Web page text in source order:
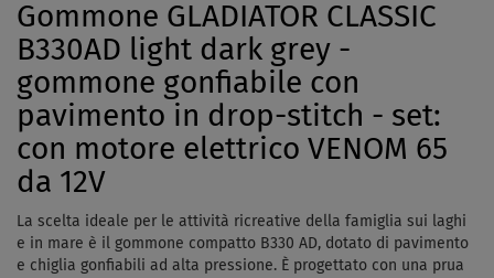
Gommone GLADIATOR CLASSIC
B330AD light dark grey -
gommone gonfiabile con
pavimento in drop-stitch - set:
con motore elettrico VENOM 65
da 12V
La scelta ideale per le attività ricreative della famiglia sui laghi
e in mare è il gommone compatto B330 AD, dotato di pavimento
e chiglia gonfiabili ad alta pressione. È progettato con una prua